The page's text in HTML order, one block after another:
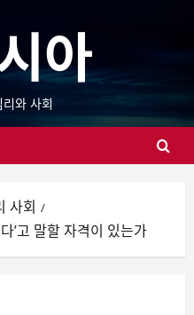
아
와 사회
사회
’고 말할 자격이 있는가